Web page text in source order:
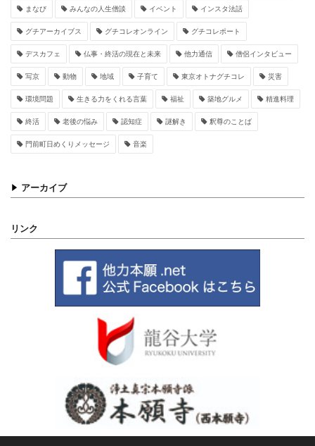
まなび みんなの人生僧談 イベント インスタ法話
グチアーカイブス グチコレオンライン グチコレポート
デスカフェ 仏事・終活の現在と未来 他力通信 僧侶インタビュー
写京 動物 地域 子育て 東京オトナグチコレ 災害
環境問題 生きる力をくれる言葉 福祉 築地グルメ 精進料理
終活 老後の悩み 認知症 謎解き 釈尊のことば
門前町日めくりメッセージ 音楽
アーカイブ
リンク